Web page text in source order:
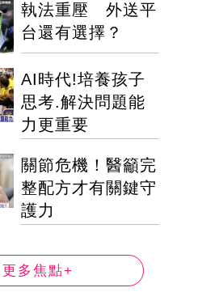
執法重壓 外送平
台還有選擇？
AI時代!培養孩子
思考.解決問題能
力更重要
關節危機！醫籲完
整配方才有關鍵守
護力
更多焦點+